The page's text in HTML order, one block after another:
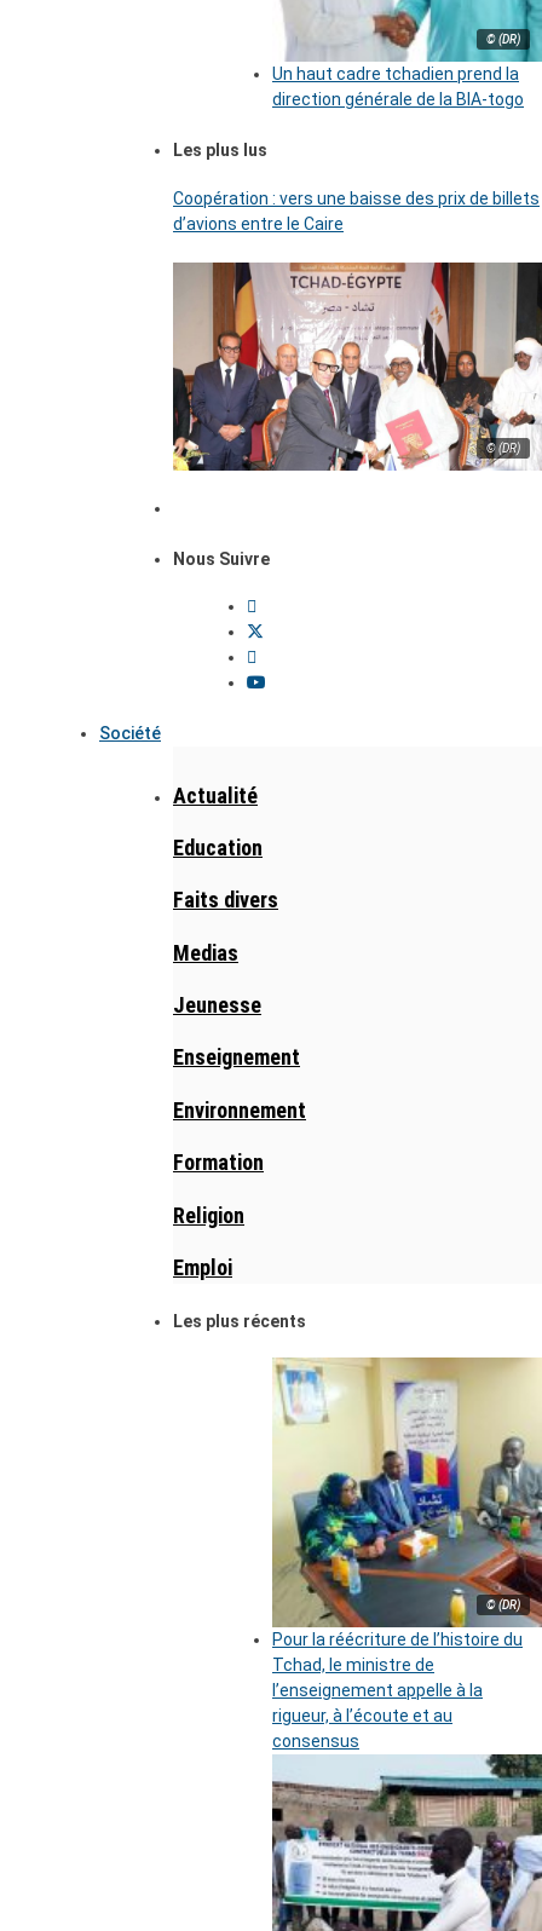
© (DR)
Un haut cadre tchadien prend la
direction générale de la BIA-togo
Les plus lus
Coopération : vers une baisse des prix de billets
d’avions entre le Caire
© (DR)
Nous Suivre
Société
Actualité
Education
Faits divers
Medias
Jeunesse
Enseignement
Environnement
Formation
Religion
Emploi
Les plus récents
© (DR)
Pour la réécriture de l’histoire du
Tchad, le ministre de
l’enseignement appelle à la
rigueur, à l’écoute et au
consensus